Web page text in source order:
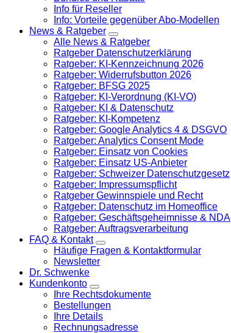
Info für Reseller
Info: Vorteile gegenüber Abo-Modellen
News & Ratgeber
Alle News & Ratgeber
Ratgeber Datenschutzerklärung
Ratgeber: KI-Kennzeichnung 2026
Ratgeber: Widerrufsbutton 2026
Ratgeber: BFSG 2025
Ratgeber: KI-Verordnung (KI-VO)
Ratgeber: KI & Datenschutz
Ratgeber: KI-Kompetenz
Ratgeber: Google Analytics 4 & DSGVO
Ratgeber: Analytics Consent Mode
Ratgeber: Einsatz von Cookies
Ratgeber: Einsatz US-Anbieter
Ratgeber: Schweizer Datenschutzgesetz
Ratgeber: Impressumspflicht
Ratgeber Gewinnspiele und Recht
Ratgeber: Datenschutz im Homeoffice
Ratgeber: Geschäftsgeheimnisse & NDA
Ratgeber: Auftragsverarbeitung
FAQ & Kontakt
Häufige Fragen & Kontaktformular
Newsletter
Dr. Schwenke
Kundenkonto
Ihre Rechtsdokumente
Bestellungen
Ihre Details
Rechnungsadresse